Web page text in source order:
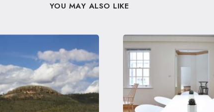
YOU MAY ALSO LIKE